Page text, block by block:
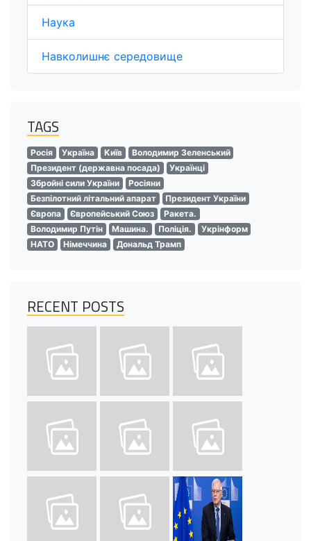
Наука
Навколишнє середовище
TAGS
Росія Україна Київ
Володимир Зеленський
Президент (державна посада)
Українці
Збройні сили України
Росіяни
Безпілотний літальний апарат
Президент України
Європа
Європейський Союз
Ракета.
Володимир Путін
Машина. Поліція.
Укрінформ
НАТО
Німеччина Дональд Трамп
RECENT POSTS